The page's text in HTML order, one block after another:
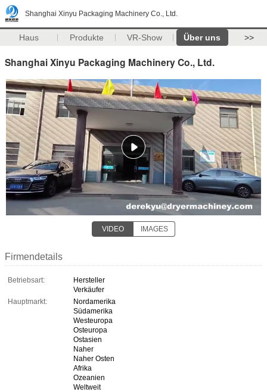
Shanghai Xinyu Packaging Machinery Co., Ltd.
Haus Produkte VR-Show Über uns >>
Shanghai Xinyu Packaging Machinery Co., Ltd.
VIDEO IMAGES
Firmendetails
Betriebsart:
Hersteller
Verkäufer
Hauptmarkt:
Nordamerika
Südamerika
Westeuropa
Osteuropa
Ostasien
Naher
Naher Osten
Afrika
Ozeanien
Weltweit